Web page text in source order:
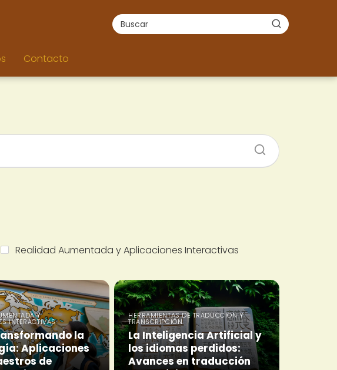
Contacto
Realidad Aumentada y Aplicaciones Interactivas
Y
INTERACTIVAS
la
Aplicaciones
de
HERRAMIENTAS DE TRADUCCIÓN Y
TRANSCRIPCIÓN
La Inteligencia Artificial y
los idiomas perdidos:
Avances en traducción